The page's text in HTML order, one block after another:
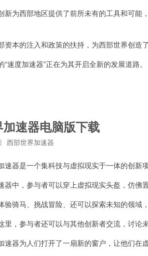
为西部地区提供了前所未有的工具和可能
本的注入和政策的扶持，为西部世界创造
度加速器”正在为其开启全新的发展道路。
速器电脑版下载
西部世界加速器
器是一个集科技与虚拟现实于一体的创新项
中，参与者可以穿上虚拟现实头盔，仿佛置
骑马、挑战冒险、还可以探索未知的领域，
，参与者还可以与其他创新者交流，讨论未
器为人们打开了一扇新的窗户，让他们在